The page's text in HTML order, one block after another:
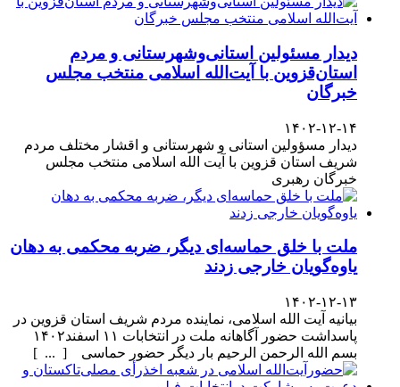
دیدار مسئولین استانی‌وشهرستانی و مردم‌
استان‌قزوین با آیت‌الله‌ اسلامی منتخب مجلس‌
خبرگان
۱۴۰۲-۱۲-۱۴
دیدار مسؤولین استانی و شهرستانی و اقشار مختلف مردم
شریف استان قزوین با آیت الله اسلامی منتخب مجلس
خبرگان رهبری
ملت با خلق حماسه‌ای دیگر، ضربه محکمی به دهان
یاوه‌گویان خارجی زدند
۱۴۰۲-۱۲-۱۳
بیانیه آیت الله اسلامی، نماینده مردم شریف استان قزوین در
پاسداشت حضور آگاهانه ملت در انتخابات ۱۱ اسفند۱۴۰۲
بسم الله الرحمن الرحیم بار دیگر حضور حماسی [ ... ]